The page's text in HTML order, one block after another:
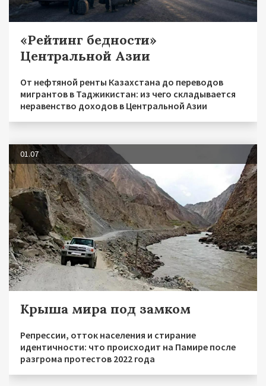
«Рейтинг бедности»
Центральной Азии
От нефтяной ренты Казахстана до переводов
мигрантов в Таджикистан: из чего складывается
неравенство доходов в Центральной Азии
01.07
Крыша мира под замком
Репрессии, отток населения и стирание
идентичности: что происходит на Памире после
разгрома протестов 2022 года